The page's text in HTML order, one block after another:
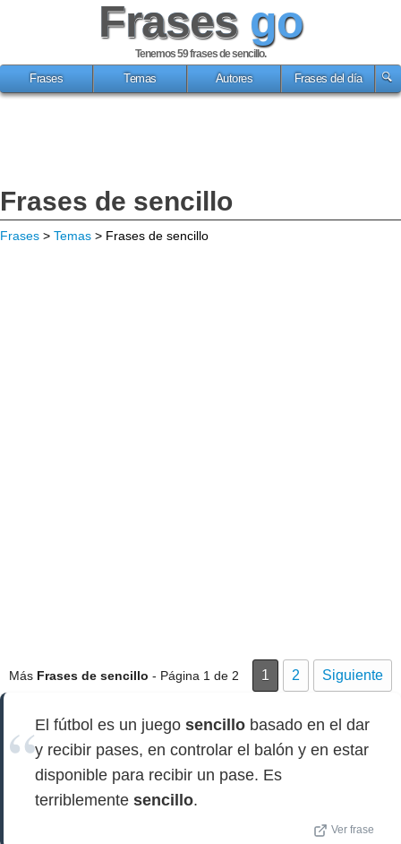
Frases go
Tenemos 59frases de sencillo.
Frases
Temas Autores Frases del día
Frases de sencillo
Frases > Temas > Frases de sencillo
Más Frases de sencillo - Página 1 de 2 1 2 Siguiente
El fútbol es un juego sencillo basado en el dar
y recibir pases, en controlar el balón y en estar
disponible para recibir un pase. Es
terriblemente sencillo.
Ver frase